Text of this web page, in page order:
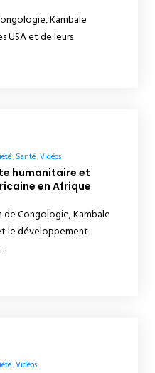
Kambale
USA et de leurs
Santé Vidéos
humanitaire et
en Afrique
Congologie, Kambale
le développement
Vidéos